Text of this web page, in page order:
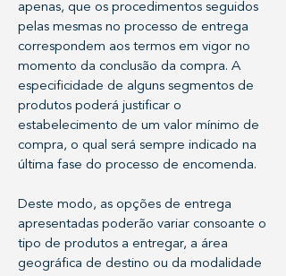
apenas, que os procedimentos seguidos
pelas mesmas no processo de entrega
correspondem aos termos em vigor no
momento da conclusão da compra. A
especificidade de alguns segmentos de
produtos poderá justificar o
estabelecimento de um valor mínimo de
compra, o qual será sempre indicado na
última fase do processo de encomenda.
Deste modo, as opções de entrega
apresentadas poderão variar consoante o
tipo de produtos a entregar, a área
geográfica de destino ou da modalidade